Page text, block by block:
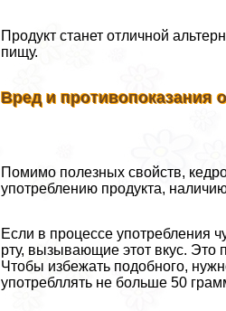
Продукт станет отличной
пищу.
Вред и противопоказания
Помимо полезных свойств,
употрeблению продукта,
Если в процессе употрeбления
рту, вызывающие этот вкус. Это
Чтобы избежать подобного,
употрeбллять не больше 50